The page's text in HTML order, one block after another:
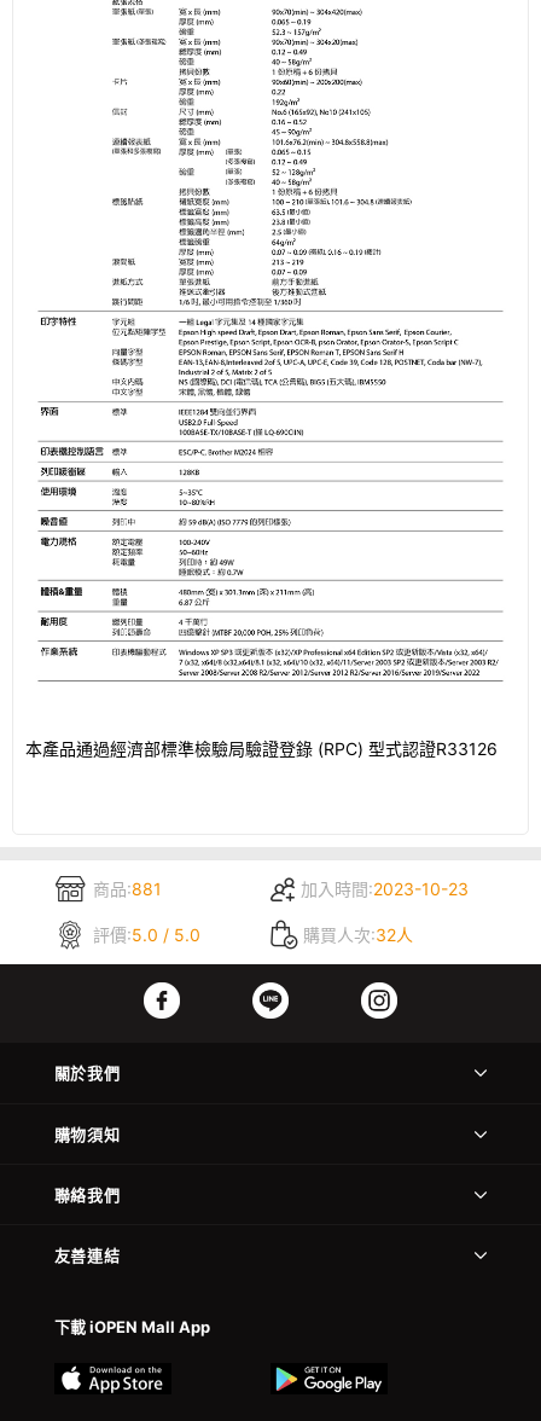
本產品通過經濟部標準檢驗局驗證登錄 (RPC) 型式認證R33126
商品:881 加入時間:2023-10-23
評價:5.0 / 5.0 購買人次:32人
關於我們
購物須知
聯絡我們
友善連結
下載 iOPEN Mall App